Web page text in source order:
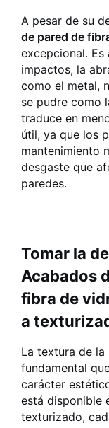
A pesar de su
de pared de
excepcional.
impactos, la
como el metal,
se pudre como
traduce en
útil, ya que los
mantenimiento
desgaste que
paredes.
Tomar la
Acabados
fibra de
a
La textura de
fundamental
carácter
está disponible
texturizado,